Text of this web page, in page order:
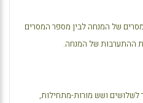
של המנחה לבין מספר המסרים
ההתערבות של המנחה.
לשלושים ושש מורות-מתחילות,